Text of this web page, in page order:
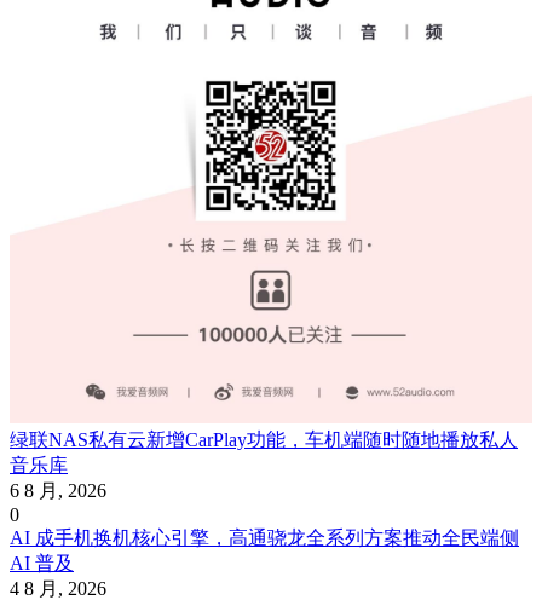
绿联NAS私有云新增CarPlay功能，车机端随时随地播放私人
音乐库
6 8 月, 2026
0
AI 成手机换机核心引擎，高通骁龙全系列方案推动全民端侧
AI 普及
4 8 月, 2026